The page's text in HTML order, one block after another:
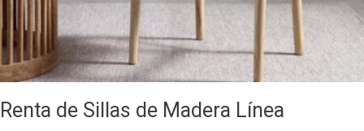
Renta de Sillas de Madera Línea